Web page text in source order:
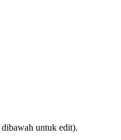
untuk edit).